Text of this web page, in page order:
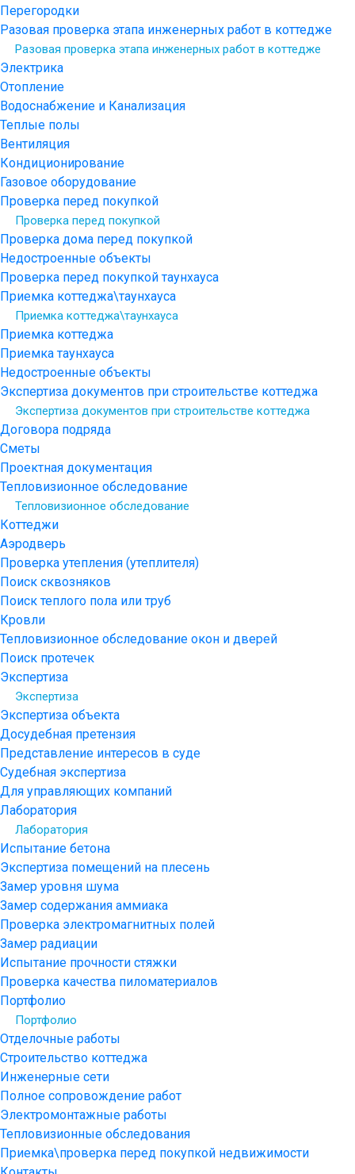
Перегородки
Разовая проверка этапа инженерных работ в коттедже
Разовая проверка этапа инженерных работ в коттедже
Электрика
Отопление
Водоснабжение и Канализация
Теплые полы
Вентиляция
Кондиционирование
Газовое оборудование
Проверка перед покупкой
Проверка перед покупкой
Проверка дома перед покупкой
Недостроенные объекты
Проверка перед покупкой таунхауса
Приемка коттеджа\таунхауса
Приемка коттеджа\таунхауса
Приемка коттеджа
Приемка таунхауса
Недостроенные объекты
Экспертиза документов при строительстве коттеджа
Экспертиза документов при строительстве коттеджа
Договора подряда
Сметы
Проектная документация
Тепловизионное обследование
Тепловизионное обследование
Коттеджи
Аэродверь
Проверка утепления (утеплителя)
Поиск сквозняков
Поиск теплого пола или труб
Кровли
Тепловизионное обследование окон и дверей
Поиск протечек
Экспертиза
Экспертиза
Экспертиза объекта
Досудебная претензия
Представление интересов в суде
Судебная экспертиза
Для управляющих компаний
Лаборатория
Лаборатория
Испытание бетона
Экспертиза помещений на плесень
Замер уровня шума
Замер содержания аммиака
Проверка электромагнитных полей
Замер радиации
Испытание прочности стяжки
Проверка качества пиломатериалов
Портфолио
Портфолио
Отделочные работы
Строительство коттеджа
Инженерные сети
Полное сопровождение работ
Электромонтажные работы
Тепловизионные обследования
Приемка\проверка перед покупкой недвижимости